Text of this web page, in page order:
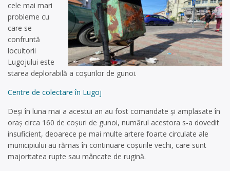
cele mai mari
pro­bleme cu
care se
confruntă
locuitorii
Lugojului este
starea deplorabilă a coșurilor de gunoi.
Centre de colectare în Lugoj
Deși în luna mai a acestui an au fost comandate și amplasate în
oraș circa 160 de coșuri de gunoi, numărul acestora s-a dovedit
insuficient, deoarece pe mai multe artere foarte circulate ale
municipiului au rămas în continuare coșurile vechi, care sunt
majoritatea rupte sau mâncate de rugină.